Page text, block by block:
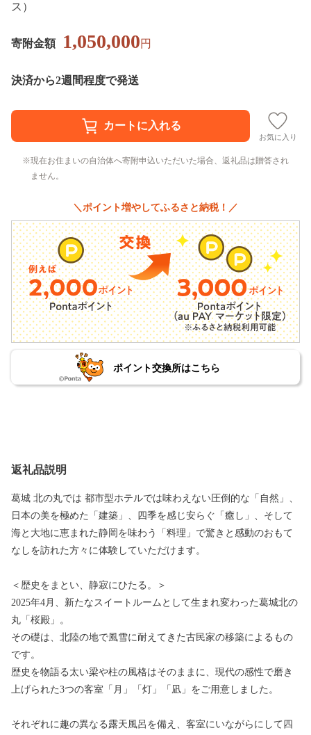
ス）
寄附金額 1,050,000円
決済から2週間程度で発送
お気に入り
現在お住まいの自治体へ寄附申込いただいた場合、返礼品は贈答され
ません。
＼ポイント増やしてふるさと納税！／
ポイント交換所はこちら
返礼品説明
葛城 北の丸では 都市型ホテルでは味わえない圧倒的な「自然」、
日本の美を極めた「建築」、四季を感じ安らぐ「癒し」、そして
海と大地に恵まれた静岡を味わう「料理」で驚きと感動のおもて
なしを訪れた方々に体験していただけます。
＜歴史をまとい、静寂にひたる。＞
2025年4月、新たなスイートルームとして生まれ変わった葛城北の
丸「桜殿」。
その礎は、北陸の地で風雪に耐えてきた古民家の移築によるもの
です。
歴史を物語る太い梁や柱の風格はそのままに、現代の感性で磨き
上げられた3つの客室「月」「灯」「凪」をご用意しました。
それぞれに趣の異なる露天風呂を備え、客室にいながらにして四